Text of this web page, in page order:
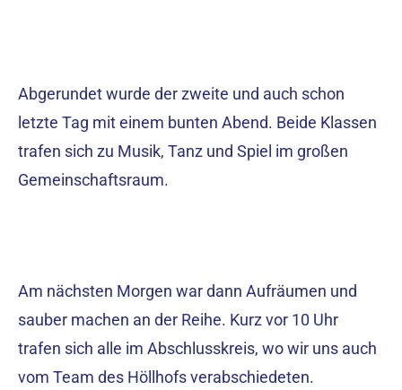
Abgerundet wurde der zweite und auch schon
letzte Tag mit einem bunten Abend. Beide Klassen
trafen sich zu Musik, Tanz und Spiel im großen
Gemeinschaftsraum.
Am nächsten Morgen war dann Aufräumen und
sauber machen an der Reihe. Kurz vor 10 Uhr
trafen sich alle im Abschlusskreis, wo wir uns auch
vom Team des Höllhofs verabschiedeten.